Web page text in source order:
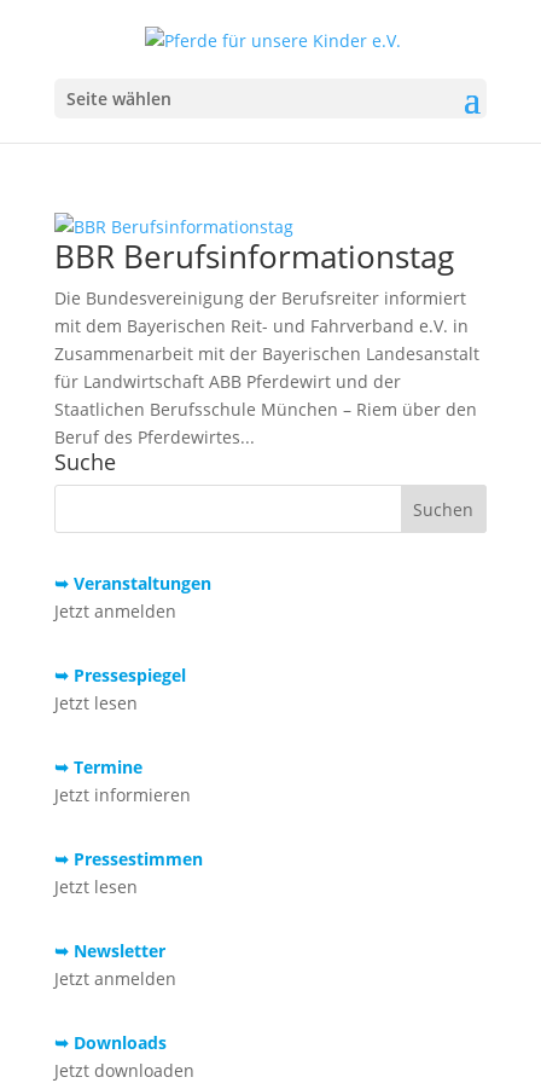
Seite wählen
BBR Berufsinformationstag
Die Bundesvereinigung der Berufsreiter informiert
mit dem Bayerischen Reit- und Fahrverband e.V. in
Zusammenarbeit mit der Bayerischen Landesanstalt
für Landwirtschaft ABB Pferdewirt und der
Staatlichen Berufsschule München – Riem über den
Beruf des Pferdewirtes...
Suche
➥ Veranstaltungen
Jetzt anmelden
➥ Pressespiegel
Jetzt lesen
➥ Termine
Jetzt informieren
➥ Pressestimmen
Jetzt lesen
➥ Newsletter
Jetzt anmelden
➥ Downloads
Jetzt downloaden